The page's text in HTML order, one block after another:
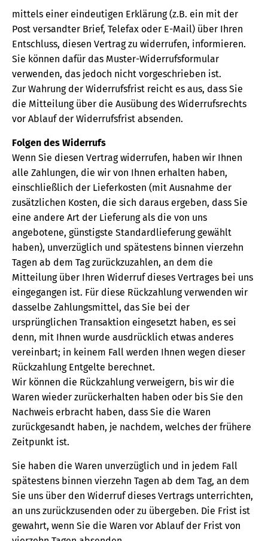
mittels einer eindeutigen Erklärung (z.B. ein mit der
Post versandter Brief, Telefax oder E-Mail) über Ihren
Entschluss, diesen Vertrag zu widerrufen, informieren.
Sie können dafür das Muster-Widerrufsformular
verwenden, das jedoch nicht vorgeschrieben ist.
Zur Wahrung der Widerrufsfrist reicht es aus, dass Sie
die Mitteilung über die Ausübung des Widerrufsrechts
vor Ablauf der Widerrufsfrist absenden.
Folgen des Widerrufs
Wenn Sie diesen Vertrag widerrufen, haben wir Ihnen
alle Zahlungen, die wir von Ihnen erhalten haben,
einschließlich der Lieferkosten (mit Ausnahme der
zusätzlichen Kosten, die sich daraus ergeben, dass Sie
eine andere Art der Lieferung als die von uns
angebotene, günstigste Standardlieferung gewählt
haben), unverzüglich und spätestens binnen vierzehn
Tagen ab dem Tag zurückzuzahlen, an dem die
Mitteilung über Ihren Widerruf dieses Vertrages bei uns
eingegangen ist. Für diese Rückzahlung verwenden wir
dasselbe Zahlungsmittel, das Sie bei der
ursprünglichen Transaktion eingesetzt haben, es sei
denn, mit Ihnen wurde ausdrücklich etwas anderes
vereinbart; in keinem Fall werden Ihnen wegen dieser
Rückzahlung Entgelte berechnet.
Wir können die Rückzahlung verweigern, bis wir die
Waren wieder zurückerhalten haben oder bis Sie den
Nachweis erbracht haben, dass Sie die Waren
zurückgesandt haben, je nachdem, welches der frühere
Zeitpunkt ist.
Sie haben die Waren unverzüglich und in jedem Fall
spätestens binnen vierzehn Tagen ab dem Tag, an dem
Sie uns über den Widerruf dieses Vertrags unterrichten,
an uns zurückzusenden oder zu übergeben. Die Frist ist
gewahrt, wenn Sie die Waren vor Ablauf der Frist von